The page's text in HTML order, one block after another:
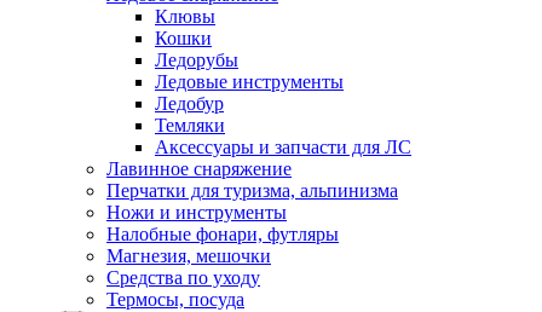
Клювы
Кошки
Ледорубы
Ледовые инструменты
Ледобур
Темляки
Аксессуары и запчасти для ЛС
Лавинное снаряжение
Перчатки для туризма, альпинизма
Ножи и инструменты
Налобные фонари, футляры
Магнезия, мешочки
Средства по уходу
Термосы, посуда